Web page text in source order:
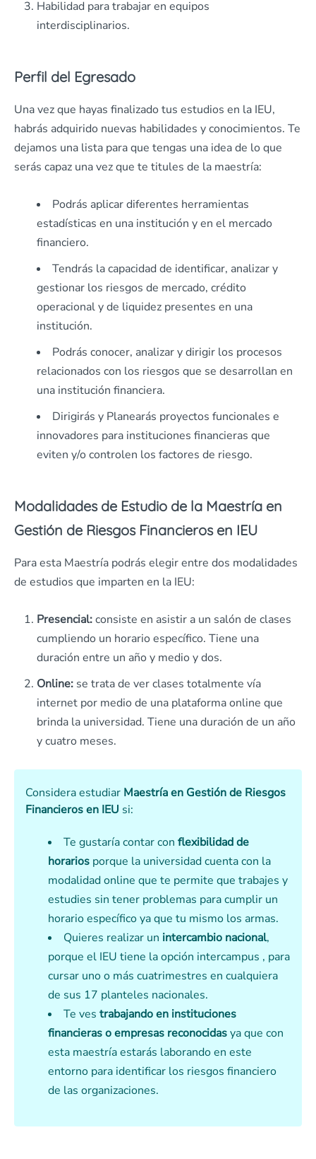
Habilidad para trabajar en equipos
interdisciplinarios.
Perfil del Egresado
Una vez que hayas finalizado tus estudios en la IEU,
habrás adquirido nuevas habilidades y conocimientos. Te
dejamos una lista para que tengas una idea de lo que
serás capaz una vez que te titules de la maestría:
Podrás aplicar diferentes herramientas
estadísticas en una institución y en el mercado
financiero.
Tendrás la capacidad de identificar, analizar y
gestionar los riesgos de mercado, crédito
operacional y de liquidez presentes en una
institución.
Podrás conocer, analizar y dirigir los procesos
relacionados con los riesgos que se desarrollan en
una institución financiera.
Dirigirás y Planearás proyectos funcionales e
innovadores para instituciones financieras que
eviten y/o controlen los factores de riesgo.
Modalidades de Estudio de la Maestría en
Gestión de Riesgos Financieros en IEU
Para esta Maestría podrás elegir entre dos modalidades
de estudios que imparten en la IEU:
Presencial:consiste en asistir a un salón de clases
cumpliendo un horario específico. Tiene una
duración entre un año y medio y dos.
Online: se trata de ver clases totalmente vía
internet por medio de una plataforma online que
brinda la universidad. Tiene una duración de un año
y cuatro meses.
Considera estudiar Maestría en Gestión de Riesgos
Financieros en IEU si:
Te gustaría contar con flexibilidad de
horarios porque la universidad cuenta con la
modalidad online que te permite que trabajes y
estudies sin tener problemas para cumplir un
horario específico ya que tu mismo los armas.
Quieres realizar un intercambio nacional,
porque el IEU tiene la opción intercampus , para
cursar uno o más cuatrimestres en cualquiera
de sus 17 planteles nacionales.
Te ves trabajando en instituciones
financieras o empresas reconocidasya que con
esta maestría estarás laborando en este
entorno para identificar los riesgos financiero
de las organizaciones.